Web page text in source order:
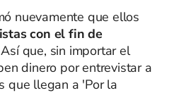
nuevamente que ellos
con el fin de
Así que, sin importar el
dinero por entrevistar a
que llegan a 'Por la